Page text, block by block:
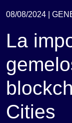
08/08/2024 |
La
Cities